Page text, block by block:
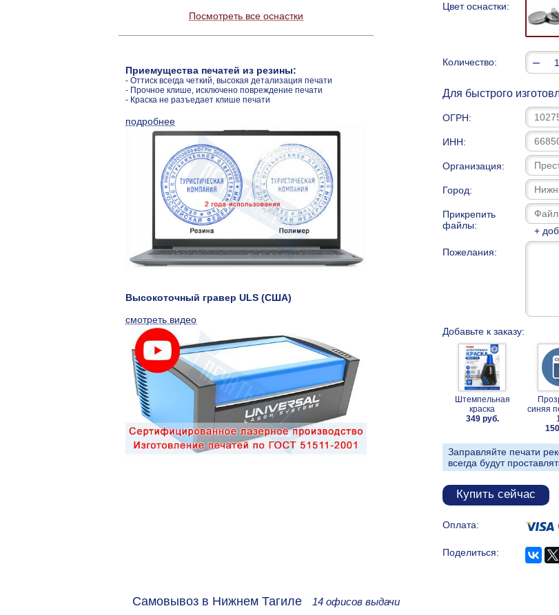
Цвет оснастки:
Количество: –
Для быстрого
ОГРН:
ИНН:
Организация:
Город:
Прикрепить
файлы:
+
Пожелания:
Добавьте к заказу:
Штемпельная
краска
349 руб.
синяя
Заправляйте печати
всегда будут
Купить сейчас
Оплата:
Поделиться:
Посмотреть все оснастки
Приемущества печатей из резины:
- Оттиск всегда четкий, высокая детализация печати
- Прочное клише, исключено повреждение печати
- Краска не разъедает клише печати
подробнее
Высокоточный гравер ULS (США)
смотреть видео
Самовывоз в Нижнем Тагиле 14 офисов выдачи